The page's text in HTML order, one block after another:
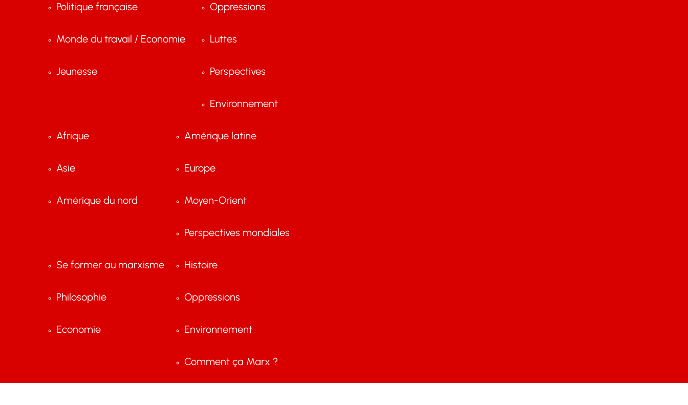
Politique française
Monde du travail / Economie
Jeunesse
Oppressions
Luttes
Perspectives
Environnement
Afrique
Asie
Amérique du nord
Amérique latine
Europe
Moyen-Orient
Perspectives mondiales
Se former au marxisme
Philosophie
Economie
Histoire
Oppressions
Environnement
Comment ça Marx ?